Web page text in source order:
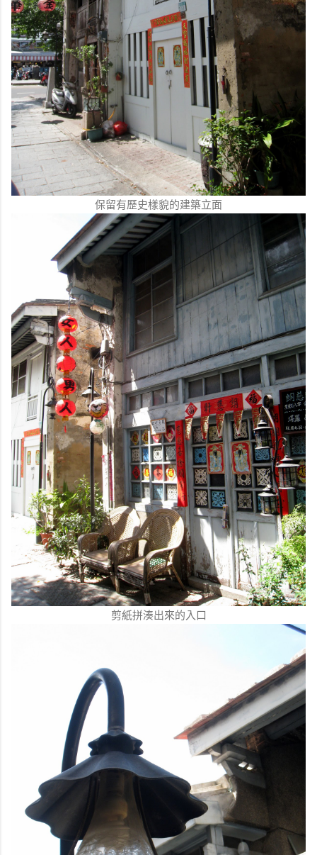
保留有歷史樣貌的建築立面
剪紙拼湊出來的入口